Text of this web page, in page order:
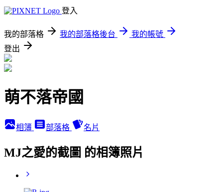
登入
我的部落格 我的部落格後台
我的帳號
登出
萌不落帝國
相簿 部落格 名片
MJ之愛的截圖 的相簿照片